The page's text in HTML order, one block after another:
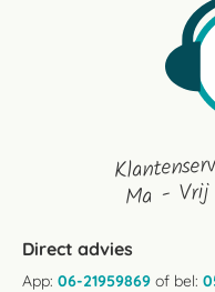
Ma -
Direct advies
App: 06-21959869 of bel: